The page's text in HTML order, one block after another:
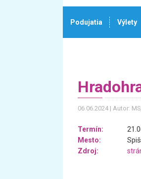
Podujatia Výlety
06.06.2024 Autor: MS
Termín:
Mesto:
Zdroj: